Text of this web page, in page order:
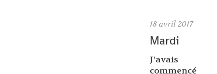
18 avril 2017
Mardi
J’avais
commencé